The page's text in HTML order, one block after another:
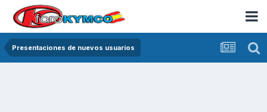
Presentaciones de nuevos usuarios